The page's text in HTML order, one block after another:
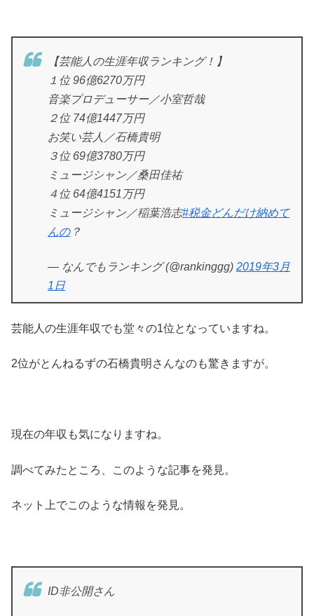
【芸能人の生涯年収ランキング！】
１位 96億6270万円
音楽プロデューサー／小室哲哉
２位 74億1447万円
お笑い芸人／石橋貴明
３位 69億3780万円
ミュージシャン／桑田佳祐
４位 64億4151万円
ミュージシャン／稲葉浩志#税金どんだけ納めて
んの？
— なんでもランキング (@rankinggg) 2019年3月
1日
芸能人の生涯年収でも堂々の1位となっていますね。
2位がとんねるずの石橋貴明さんなのも驚きますが。
現在の年収も気になりますね。
調べてみたところ、このような記事を発見。
ネット上でこのような情報を発見。
ID非公開さん